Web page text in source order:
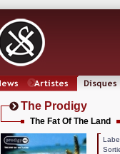
The Prodigy
The Fat Of The Land